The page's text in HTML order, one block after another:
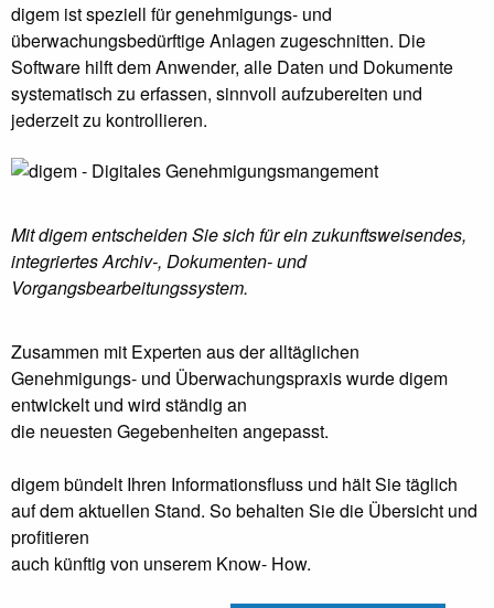
digem ist speziell für genehmigungs- und
überwachungsbedürftige Anlagen zugeschnitten. Die
Software hilft dem Anwender, alle Daten und Dokumente
systematisch zu erfassen, sinnvoll aufzubereiten und
jederzeit zu kontrollieren.
Mit digem entscheiden Sie sich für ein zukunftsweisendes,
integriertes Archiv-, Dokumenten- und
Vorgangsbearbeitungssystem.
Zusammen mit Experten aus der alltäglichen
Genehmigungs- und Überwachungspraxis wurde digem
entwickelt und wird ständig an
die neuesten Gegebenheiten angepasst.
digem bündelt Ihren Informationsfluss und hält Sie täglich
auf dem aktuellen Stand. So behalten Sie die Übersicht und
profitieren
auch künftig von unserem Know- How.